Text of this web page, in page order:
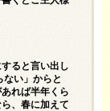
ると言い出し
ない」からと
れば半年くら
、春に加えて